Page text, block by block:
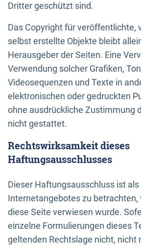
Dritter geschützt sind.
Das Copyright für veröffentlichte,
selbst erstellte Objekte bleibt
Herausgeber der Seiten. Eine
Verwendung solcher Grafiken,
Videosequenzen und Texte in
elektronischen oder gedruckten
ohne ausdrückliche Zustimmung
nicht gestattet.
Rechtswirksamkeit dieses
Haftungsausschlusses
Dieser Haftungsausschluss ist als
Internetangebotes zu betrachten,
diese Seite verwiesen wurde.
einzelne Formulierungen dieses
geltenden Rechtslage nicht, nicht